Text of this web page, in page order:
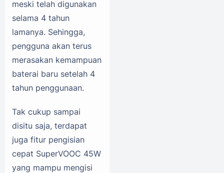
meski telah digunakan
selama 4 tahun
lamanya. Sehingga,
pengguna akan terus
merasakan kemampuan
baterai baru setelah 4
tahun penggunaan.
Tak cukup sampai
disitu saja, terdapat
juga fitur pengisian
cepat SuperVOOC 45W
yang mampu mengisi